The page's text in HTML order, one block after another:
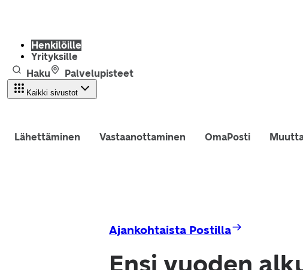
Henkilöille
Yrityksille
Haku
Palvelupisteet
Kaikki sivustot
Lähettäminen Vastaanottaminen OmaPosti
Ajankohtaista Postilla
Ensi vuoden